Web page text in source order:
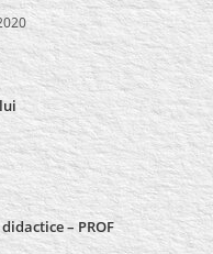
– PROF